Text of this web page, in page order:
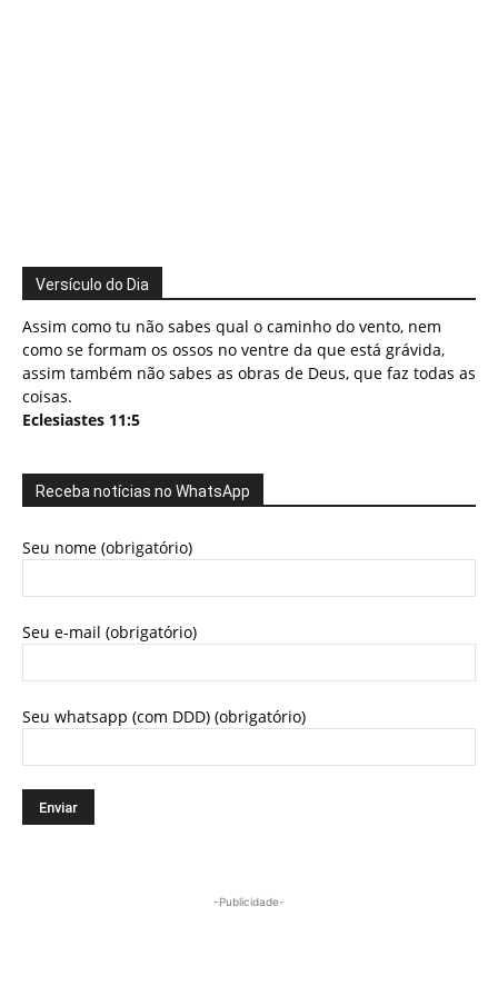
Versículo do Dia
Assim como tu não sabes qual o caminho do vento, nem
como se formam os ossos no ventre da que está grávida,
assim também não sabes as obras de Deus, que faz todas as
coisas.
Eclesiastes 11:5
Receba notícias no WhatsApp
Seu nome (obrigatório)
Seu e-mail (obrigatório)
Seu whatsapp (com DDD) (obrigatório)
-Publicidade-